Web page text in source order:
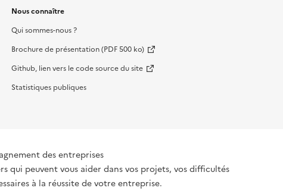
Nous connaître
Qui sommes-nous ?
Brochure de présentation (PDF 500 ko)
Github, lien vers le code source du site
Statistiques publiques
des entreprises
qui peuvent vous aider dans vos projets, vos difficultés
à la réussite de votre entreprise.